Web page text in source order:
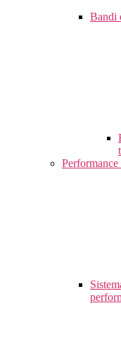
Bandi
Performance